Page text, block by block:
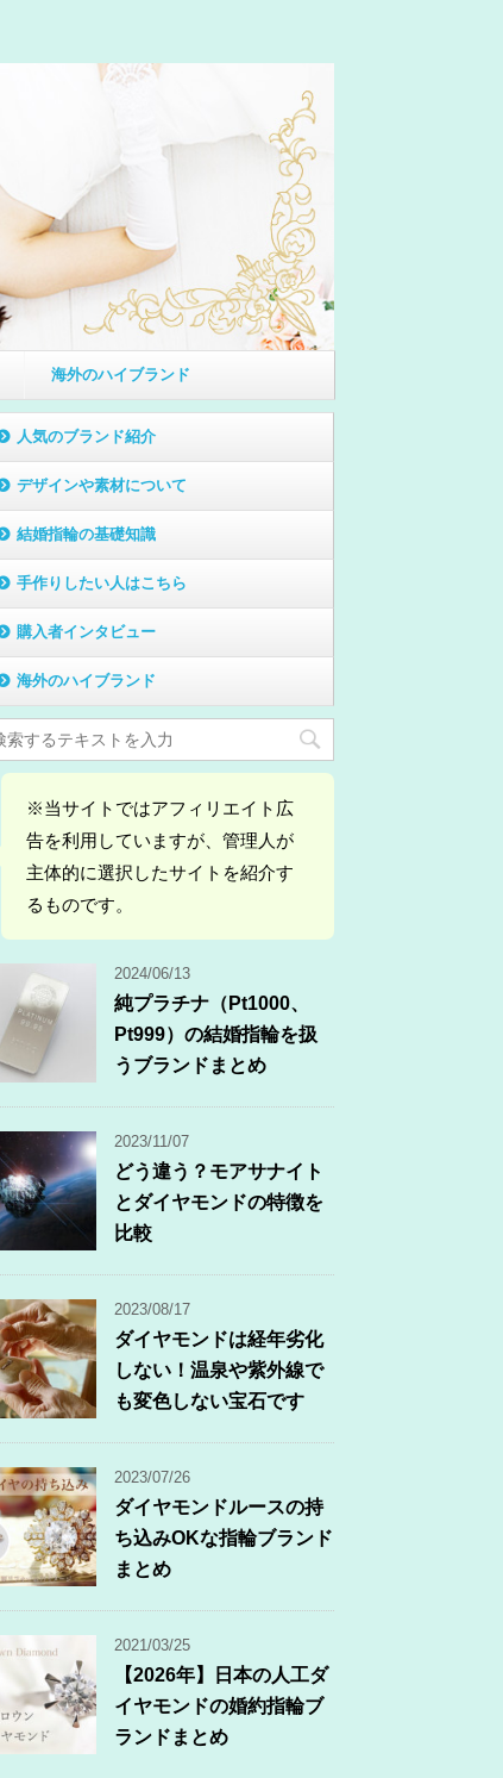
海外のハイブランド
人気のブランド紹介
デザインや素材について
結婚指輪の基礎知識
手作りしたい人はこちら
購入者インタビュー
海外のハイブランド
※当サイトではアフィリエイト広
告を利用していますが、管理人が
主体的に選択したサイトを紹介す
るものです。
2024/06/13
純プラチナ（Pt1000、
Pt999）の結婚指輪を扱
うブランドまとめ
2023/11/07
どう違う？モアサナイト
とダイヤモンドの特徴を
比較
2023/08/17
ダイヤモンドは経年劣化
しない！温泉や紫外線で
も変色しない宝石です
2023/07/26
ダイヤモンドルースの持
ち込みOKな指輪ブランド
まとめ
2021/03/25
【2026年】日本の人工ダ
イヤモンドの婚約指輪ブ
ランドまとめ